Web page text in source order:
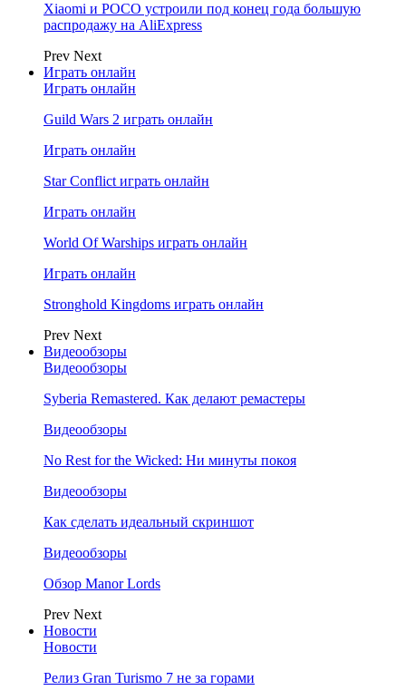
Xiaomi и POCO устроили под конец года большую
распродажу на AliExpress
Prev Next
Играть онлайн
Играть онлайн
Guild Wars 2 играть онлайн
Играть онлайн
Star Conflict играть онлайн
Играть онлайн
World Of Warships играть онлайн
Играть онлайн
Stronghold Kingdoms играть онлайн
Prev Next
Видеообзоры
Видеообзоры
Syberia Remastered. Как делают ремастеры
Видеообзоры
No Rest for the Wicked: Ни минуты покоя
Видеообзоры
Как сделать идеальный скриншот
Видеообзоры
Обзор Manor Lords
Prev Next
Новости
Новости
Релиз Gran Turismo 7 не за горами